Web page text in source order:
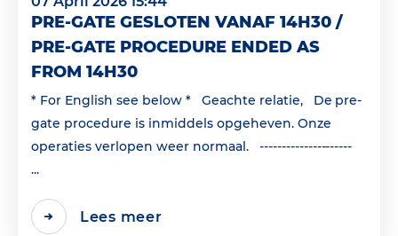
PRE-GATE GESLOTEN VANAF 14H30 /
PRE-GATE PROCEDURE ENDED AS
FROM 14H30
* For English see below * Geachte relatie, De pre-
gate procedure is inmiddels opgeheven. Onze
operaties verlopen weer normaal. ---------------------
...
Lees meer